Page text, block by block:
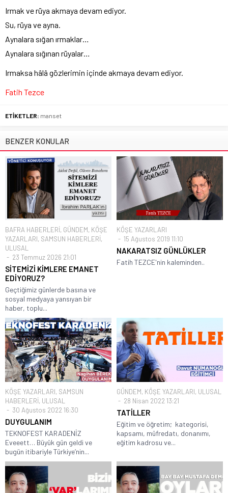
Irmak ve rüya akmaya devam ediyor.
Su, rüya ve ayna.
Aynalara sığan ırmaklar…
Aynalara sığınan rüyalar…
Irmaksa hâlâ gözlerimin içinde akmaya devam ediyor.
Fatih Tezce
ETİKETLER: manset
BENZER KONULAR
BAFRA HABERLERİ, GÜNDEM, KÖŞE
YAZARLARI, SAMSUN HABERLERİ,
ULUSAL
23 Temmuz 2026 21:01
SİTEMİZİ KİMLERE EMANET
EDİYORUZ?
Geçtiğimiz günlerde basına ve
sosyal medyaya yansıyan bir
haber, toplu...
KÖŞE YAZARLARI
15 Ağustos 2019 11:10
NAKARATSIZ GÜNLÜKLER
Fatih TEZCE'nin kaleminden..
KÖŞE YAZARLARI, SAMSUN
HABERLERİ, ULUSAL
30 Ağustos 2022 16:30
DUYGULANIM
TEKNOFEST KARADENİZ
Eveeett… Büyük gün geldi ve
bugün itibariyle Türkiye’nin...
GÜNDEM, KÖŞE YAZARLARI, ULUSAL
28 Nisan 2022 13:21
TATİLLER
Eğitim ve öğretim; kategorisi,
kapsamı, müfredatı, donanımı,
eğitim kadrosu ve...